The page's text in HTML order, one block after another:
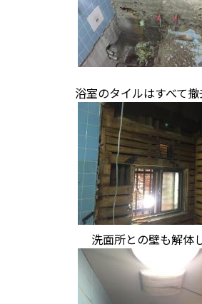
浴室のタイルはすべて
洗面所との壁も解体